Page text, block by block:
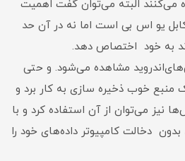
می‌کنند البته می‌توان گفت اهمیت
یو اس بی است اما نه در آن حد
به خود اختصاص دهد.
مشاهده می‌شود. و حتی
منبع خوب ذخیره سازی به کار برد و
نیز می‌توان از آن استفاده کرد و با
دخالت کامپیوتر داده‌های خود را